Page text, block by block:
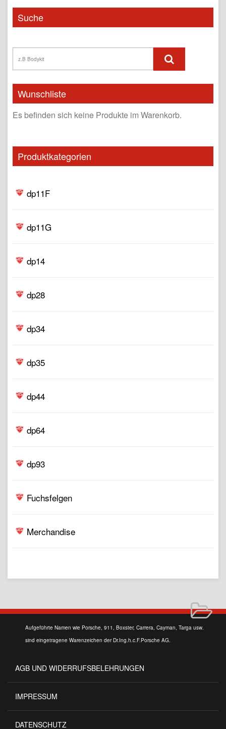
Suche
Wunschliste
Es befinden sich keine Produkte im Warenkorb.
Produktkategorien
dp11F
dp11G
dp14
dp28
dp34
dp35
dp44
dp64
dp93
Fuchsfelgen
Merchandise
Aufgeführte Namen wie Porsche, 911, Boxster, Carrera, Cayman, Targa usw.
sind eingetragene Warenzeichen der Dr.Ing.h.c.F.Porsche AG.
AGB UND WIDERRUFSBELEHRUNGEN
IMPRESSUM
DATENSCHUTZ